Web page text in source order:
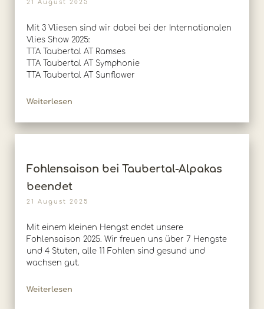
21 August 2025
Mit 3 Vliesen sind wir dabei bei der Internationalen
Vlies Show 2025:
TTA Taubertal AT Ramses
TTA Taubertal AT Symphonie
TTA Taubertal AT Sunflower
Weiterlesen
Fohlensaison bei Taubertal-Alpakas
beendet
21 August 2025
Mit einem kleinen Hengst endet unsere
Fohlensaison 2025. Wir freuen uns über 7 Hengste
und 4 Stuten, alle 11 Fohlen sind gesund und
wachsen gut.
Weiterlesen